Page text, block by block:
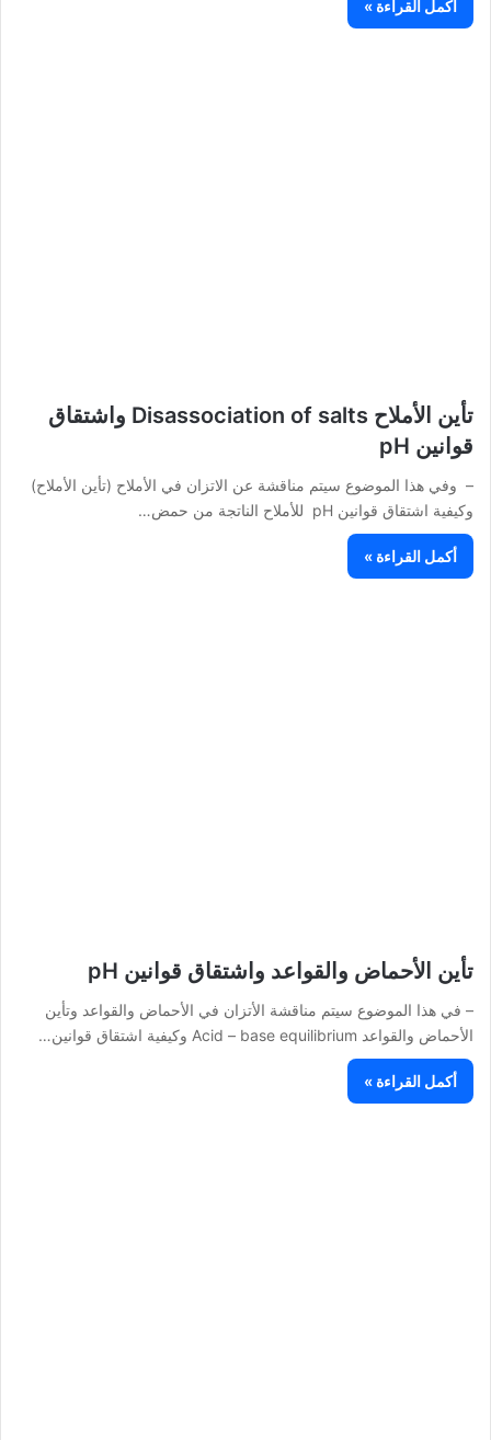
أكمل القراءة »
تأين الأملاح Disassociation of salts واشتقاق
قوانين pH
– وفي هذا الموضوع سيتم مناقشة عن الاتزان في الأملاح (تأين الأملاح)
وكيفية اشتقاق قوانين pH للأملاح الناتجة من حمض…
أكمل القراءة »
تأين الأحماض والقواعد واشتقاق قوانين pH
– في هذا الموضوع سيتم مناقشة الأتزان في الأحماض والقواعد وتأين
الأحماض والقواعد Acid – base equilibrium وكيفية اشتقاق قوانين…
أكمل القراءة »